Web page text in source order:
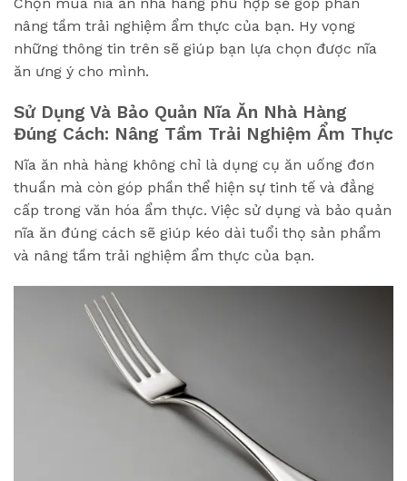
nâng tầm trải nghiệm ẩm thực của bạn. Hy vọng
những thông tin trên sẽ giúp bạn lựa chọn được nĩa
ăn ưng ý cho mình.
Sử Dụng Và Bảo Quản Nĩa Ăn Nhà Hàng
Đúng Cách: Nâng Tầm Trải Nghiệm Ẩm Thực
Nĩa ăn nhà hàng không chỉ là dụng cụ ăn uống đơn
thuần mà còn góp phần thể hiện sự tinh tế và đẳng
cấp trong văn hóa ẩm thực. Việc sử dụng và bảo quản
nĩa ăn đúng cách sẽ giúp kéo dài tuổi thọ sản phẩm
và nâng tầm trải nghiệm ẩm thực của bạn.